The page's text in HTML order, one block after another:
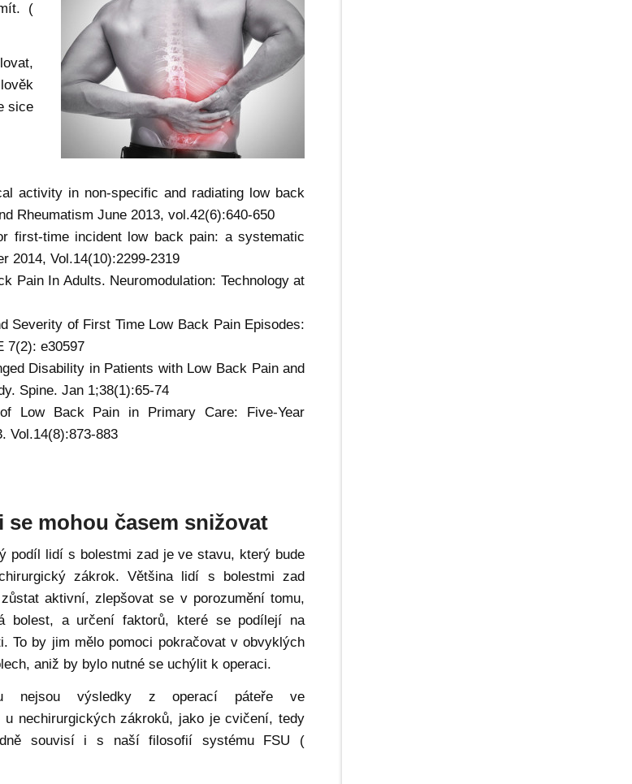
(
sice
activity in non-specific and radiating low back
Rheumatism June 2013, vol.42(6):640-650
first-time incident low back pain: a systematic
2014, Vol.14(10):2299-2319
Pain In Adults. Neuromodulation: Technology at
Severity of First Time Low Back Pain Episodes:
7(2): e30597
Disability in Patients with Low Back Pain and
Spine. Jan 1;38(1):65-74
Low Back Pain in Primary Care: Five-Year
Vol.14(8):873-883
mohou časem snižovat
podíl lidí s bolestmi zad je ve stavu, který bude
zákrok. Většina lidí s bolestmi zad
aktivní, zlepšovat se v porozumění tomu,
bolest, a určení faktorů, které se podílejí na
To by jim mělo pomoci pokračovat v obvyklých
aniž by bylo nutné se uchýlit k operaci.
nejsou výsledky z operací páteře ve
nechirurgických zákroků, jako je cvičení, tedy
souvisí i s naší filosofií systému FSU (